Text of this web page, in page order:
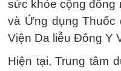
sức khỏe cộng đồng
và Ứng dụng Thuốc
Viện Da liễu Đông Y
Hiện tại, Trung tâm